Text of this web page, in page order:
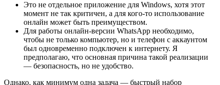
Это не отдельное приложение для Windows, хотя этот
момент не так критичен, а для кого-то использование
онлайн может быть преимуществом.
Для работы онлайн-версии WhatsApp необходимо,
чтобы не только компьютер, но и телефон с аккаунтом
был одновременно подключен к интернету. Я
предполагаю, что основная причина такой реализации
— безопасность, но не удобство.
Однако, как минимум одна задача — быстрый набор